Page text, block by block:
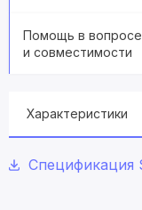
Помощь в
и совместимости
Характеристики
Спецификация